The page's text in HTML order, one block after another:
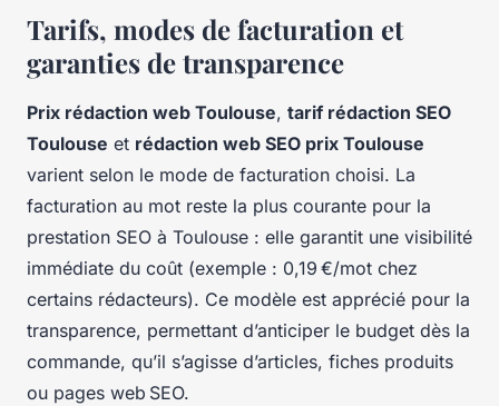
Tarifs, modes de facturation et
garanties de transparence
Prix rédaction web Toulouse, tarif rédaction SEO
Toulouse et rédaction web SEO prix Toulouse
varient selon le mode de facturation choisi. La
facturation au mot reste la plus courante pour la
prestation SEO à Toulouse : elle garantit une visibilité
immédiate du coût (exemple : 0,19 €/mot chez
certains rédacteurs). Ce modèle est apprécié pour la
transparence, permettant d’anticiper le budget dès la
commande, qu’il s’agisse d’articles, fiches produits
ou pages web SEO.